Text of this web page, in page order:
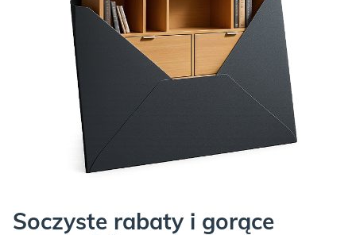
Soczyste rabaty i gorące